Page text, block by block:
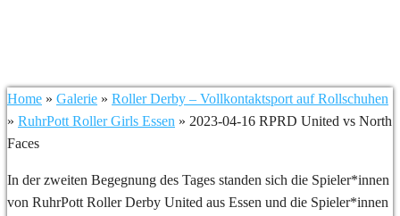
Home » Galerie » Roller Derby – Vollkontaktsport auf Rollschuhen
» RuhrPott Roller Girls Essen » 2023-04-16 RPRD United vs North
Faces
In der zweiten Begegnung des Tages standen sich die Spieler*innen
von RuhrPott Roller Derby United aus Essen und die Spieler*innen